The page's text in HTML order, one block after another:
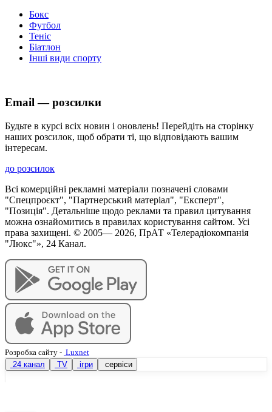
Бокс
Футбол
Теніс
Біатлон
Інші види спорту
Email — розсилки
Будьте в курсі всіх новин і оновлень! Перейдіть на сторінку
наших розсилок, щоб обрати ті, що відповідають вашим
інтересам.
до розсилок
Всі комерційні рекламні матеріали позначені словами
"Спецпроєкт", "Партнерський матеріал", "Експерт",
"Позиція". Детальніше щодо реклами та правил цитування
можна ознайомитись в правилах користування сайтом. Усі
права захищені. © 2005— 2026, ПрАТ «Телерадіокомпанія
"Люкс"», 24 Канал.
Розробка сайту - Luxnet
24 канал
TV ігри сервіси